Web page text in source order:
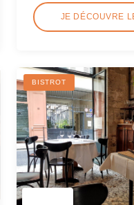
JE DÉCOUVRE
BISTROT